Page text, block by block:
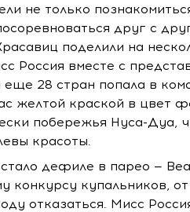
не только
друг с
поделили на
Россия вместе с
еще 28 стран попала в
желтой краской в цвет
побережья Нуса-Дуа,
красоты.
дефиле в парео —
конкурсу купальников,
отказаться. Мисс